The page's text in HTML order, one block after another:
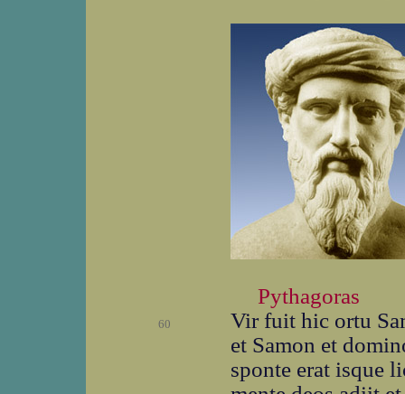
Pythagoras
60
Vir fuit hic ortu
et Samon et
sponte erat isque